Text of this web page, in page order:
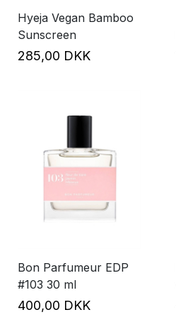
Hyeja Vegan Bamboo
Sunscreen
285,00 DKK
Bon Parfumeur EDP
#103 30 ml
400,00 DKK